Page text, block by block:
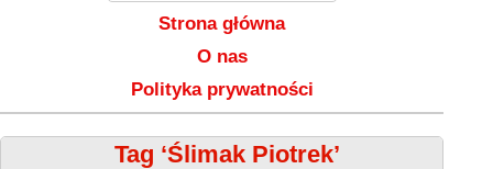
Strona główna
O nas
Polityka prywatności
Tag ‘Ślimak Piotrek’